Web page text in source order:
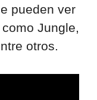
pueden ver
Jungle,
otros.